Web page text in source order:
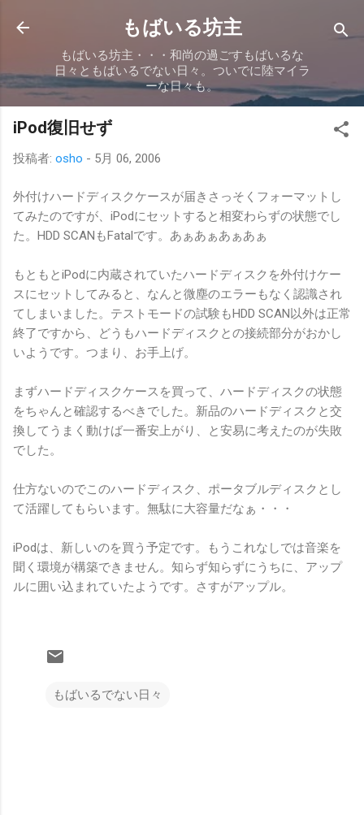
スキップしてメイン コンテンツに移動
もばいる坊主
もばいる坊主・・・和尚の過ごすもばいるな
日々ともばいるでない日々。ついでに陸マイラ
ーな日々も。
iPod復旧せず
投稿者: osho - 5月 06, 2006
外付けハードディスクケースが届きさっそくフォーマットし
てみたのですが、iPodにセットすると相変わらずの状態でし
た。HDD SCANもFatalです。あぁあぁあぁあぁ
もともとiPodに内蔵されていたハードディスクを外付けケー
スにセットしてみると、なんと微塵のエラーもなく認識され
てしまいました。テストモードの試験もHDD SCAN以外は正常
終了ですから、どうもハードディスクとの接続部分がおかし
いようです。つまり、お手上げ。
まずハードディスクケースを買って、ハードディスクの状態
をちゃんと確認するべきでした。新品のハードディスクと交
換してうまく動けば一番安上がり、と安易に考えたのが失敗
でした。
仕方ないのでこのハードディスク、ポータブルディスクとし
て活躍してもらいます。無駄に大容量だなぁ・・・
iPodは、新しいのを買う予定です。もうこれなしでは音楽を
聞く環境が構築できません。知らず知らずにうちに、アップ
ルに囲い込まれていたようです。さすがアップル。
もばいるでない日々